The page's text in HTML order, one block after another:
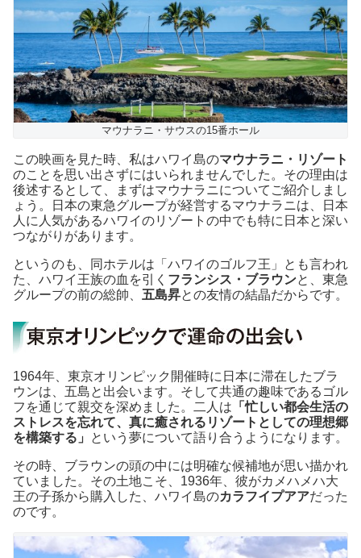
マウナラニ・サウスの15番ホール
この映画を見た時、私はハワイ島のマウナラニ・リゾート
のことを思い出さずにはいられませんでした。その理由は
後述するとして、まずはマウナラニについてご紹介しまし
ょう。日本の東急グループが経営するマウナラニは、日本
人に人気があるハワイのリゾートの中でも特に日本と深い
つながりがあります。
というのも、同ホテルは「ハワイのゴルフ王」とも言われ
た、ハワイ王族の血を引く フランシス・ブラウンと、東急
グループの前の総帥、 五島昇との友情の結晶だからです。
1964年、東京オリンピック開催時に日本に滞在したブラ
ウンは、五島と出会います。そして共通の趣味であるゴル
フを通じて親交を深めました。二人は 「忙しい都会生活の
ストレスを忘れて、真に癒されるリゾートとしての理想郷
を構築する」
という夢について語り合うようになります。
その時、ブラウンの頭の中には明確な候補地が思い描かれ
ていました。その土地こそ、1936年、彼がカメハメハ大
王の子孫から購入した、ハワイ島のカラフイプアアだった
のです。